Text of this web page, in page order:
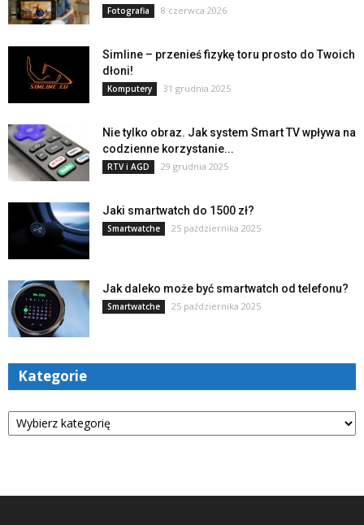
Fotografia 8 czerwca 2026
Simline – przenieś fizykę toru prosto do Twoich
dłoni!
Komputery 31 grudnia 2025
Nie tylko obraz. Jak system Smart TV wpływa na
codzienne korzystanie...
RTV i AGD 29 grudnia 2025
Jaki smartwatch do 1500 zł?
Smartwatche 25 października 2025
Jak daleko może być smartwatch od telefonu?
Smartwatche 25 października 2025
Kategorie
Kategorie